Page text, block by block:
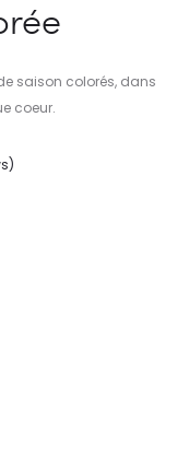
saison colorés, dans
coeur.